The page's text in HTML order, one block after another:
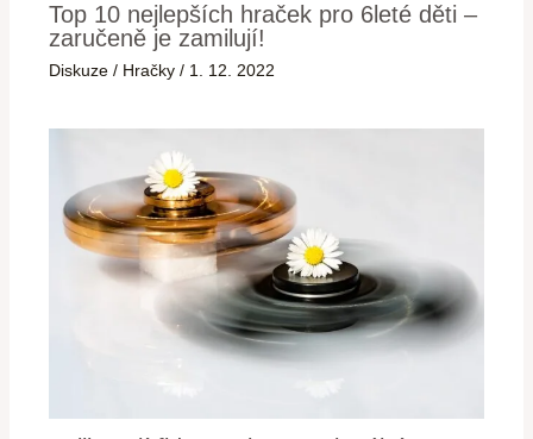
Top 10 nejlepších hraček pro 6leté děti –
zaručeně je zamilují!
Diskuze / Hračky / 1. 12. 2022